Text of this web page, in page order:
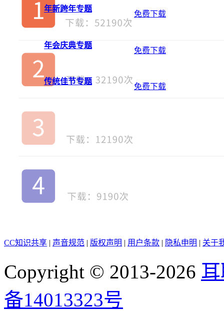
年新跨年专题
年会庆典专题
传统佳节专题
免费下载
免费下载
免费下载
CC知识共享 | 声音规范 | 版权声明 | 用户条款 | 隐私申明 | 关于
Copyright © 2013-2026
备14013323号